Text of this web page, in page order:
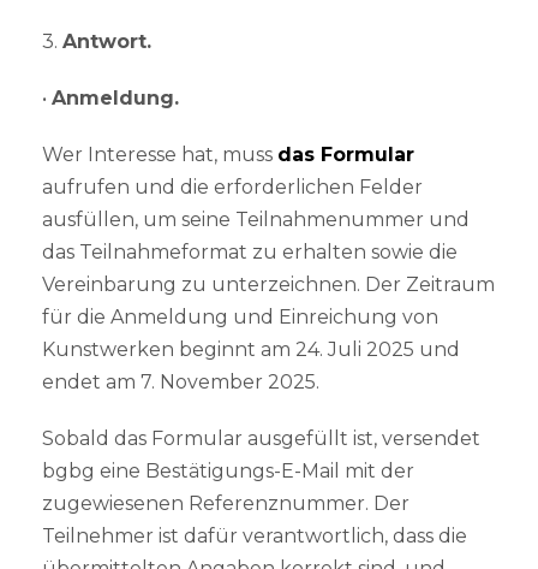
3. Antwort.
• Anmeldung.
Wer Interesse hat, muss das Formular
aufrufen und die erforderlichen Felder
ausfüllen, um seine Teilnahmenummer und
das Teilnahmeformat zu erhalten sowie die
Vereinbarung zu unterzeichnen. Der Zeitraum
für die Anmeldung und Einreichung von
Kunstwerken beginnt am 24. Juli 2025 und
endet am 7. November 2025.
Sobald das Formular ausgefüllt ist, versendet
bgbg eine Bestätigungs-E-Mail mit der
zugewiesenen Referenznummer. Der
Teilnehmer ist dafür verantwortlich, dass die